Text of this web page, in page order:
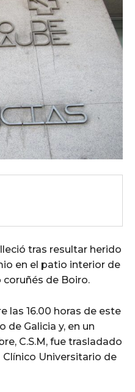
tras resultar herido
en el patio interior de
de Boiro.
las 16.00 horas de este
de Galicia y, en un
C.S.M, fue trasladado
Universitario de